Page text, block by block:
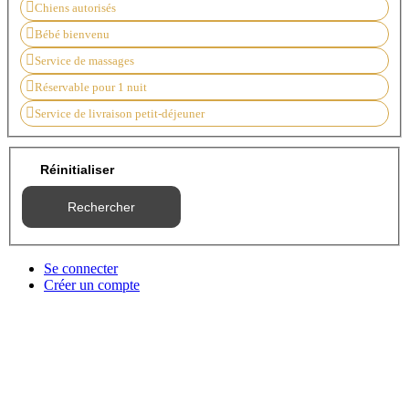
Chiens autorisés
Bébé bienvenu
Service de massages
Réservable pour 1 nuit
Service de livraison petit-déjeuner
Réinitialiser
Rechercher
Se connecter
Créer un compte